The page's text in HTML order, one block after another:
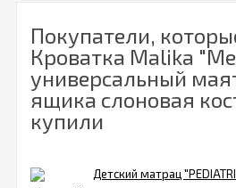
Покупатели,
Кроватка Malika
универсальный
ящика слоновая
купили
Детский матрац